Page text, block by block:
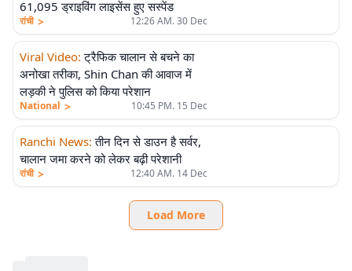
61,095 ड्राइविंग लाइसेंस हुए सस्पेंड
रांची > 12:26 AM. 30 Dec
Viral Video: ट्रैफिक चालान से बचने का
अनोखा तरीका, Shin Chan की आवाज में
लड़की ने पुलिस को किया परेशान
National > 10:45 PM. 15 Dec
Ranchi News: तीन दिन से डाउन है सर्वर,
चालान जमा करने को लेकर बढ़ी परेशानी
रांची > 12:40 AM. 14 Dec
Load More